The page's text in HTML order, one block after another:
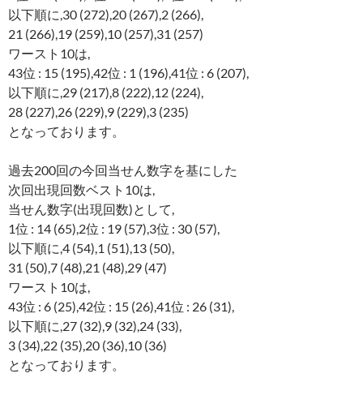
以下順に,30 (272),20 (267),2 (266),
21 (266),19 (259),10 (257),31 (257)
ワースト10は,
43位 : 15 (195),42位 : 1 (196),41位 : 6 (207),
以下順に,29 (217),8 (222),12 (224),
28 (227),26 (229),9 (229),3 (235)
となっております。
過去200回の今回当せん数字を基にした
次回出現回数ベスト10は,
当せん数字(出現回数)として,
1位 : 14 (65),2位 : 19 (57),3位 : 30 (57),
以下順に,4 (54),1 (51),13 (50),
31 (50),7 (48),21 (48),29 (47)
ワースト10は,
43位 : 6 (25),42位 : 15 (26),41位 : 26 (31),
以下順に,27 (32),9 (32),24 (33),
3 (34),22 (35),20 (36),10 (36)
となっております。